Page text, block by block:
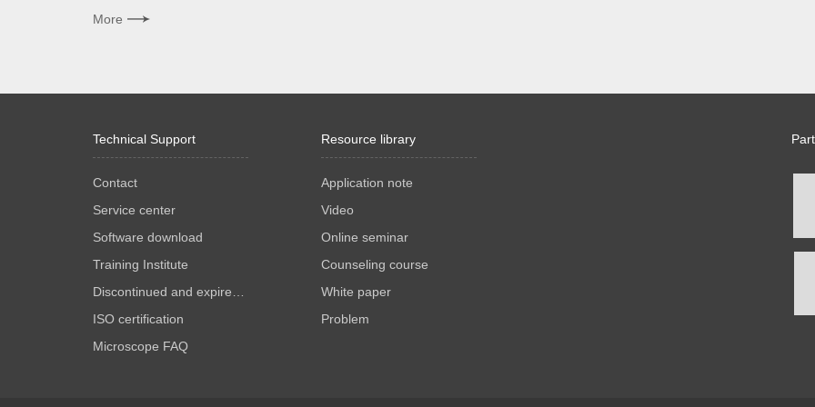
More
Technical Support
Contact
Service center
Software download
Training Institute
ISO certification
Microscope FAQ
Resource library
Application note
Video
Online seminar
Counseling course
White paper
Problem